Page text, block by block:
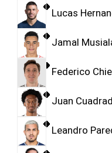
Lucas
Jamal
Federico
Juan
Leandro